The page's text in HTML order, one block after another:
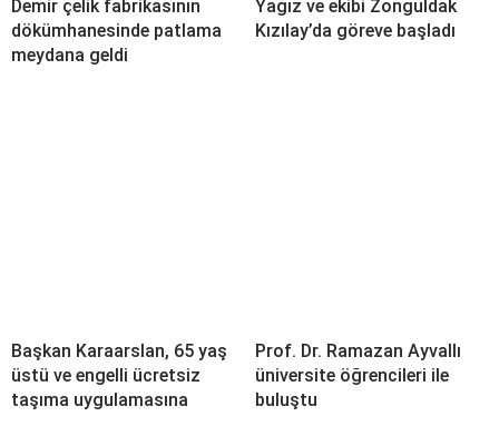
Demir çelik fabrikasının
dökümhanesinde patlama
meydana geldi
Yağız ve ekibi Zonguldak
Kızılay’da göreve başladı
Başkan Karaarslan, 65 yaş
üstü ve engelli ücretsiz
taşıma uygulamasına
Prof. Dr. Ramazan Ayvallı
üniversite öğrencileri ile
buluştu